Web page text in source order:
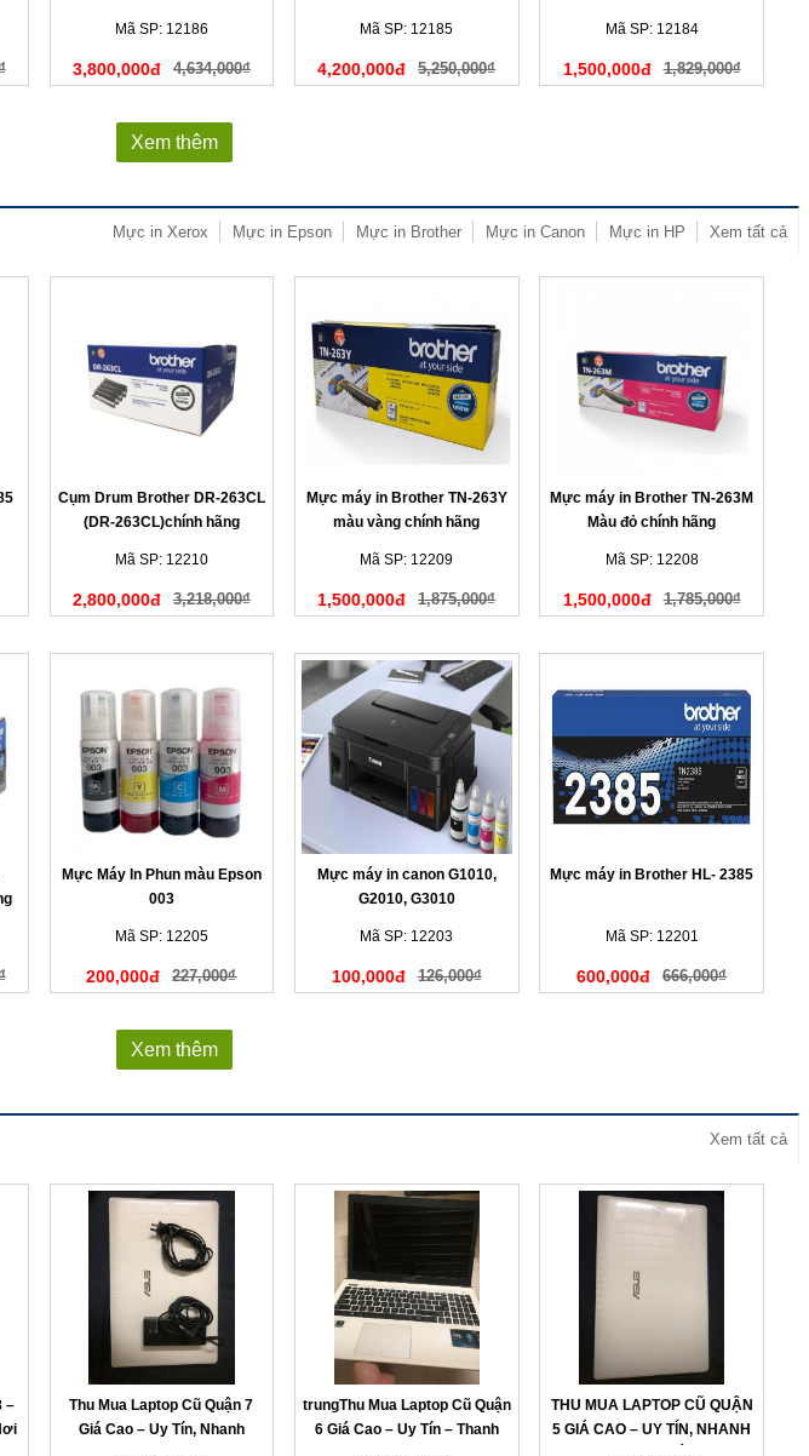
Mã SP: 12186
3,800,000đ 4,634,000₫
Mã SP: 12185
4,200,000đ 5,250,000₫
Mã SP: 12184
1,500,000đ 1,829,000₫
Xem thêm
Xem tất cả
Mực in HP
Mực in Canon
Mực in Brother
Mực in Epson
Mực in Xerox
Cụm Drum Brother DR-263CL
(DR-263CL)chính hãng
Mã SP: 12210
2,800,000đ 3,218,000₫
Mực máy in Brother TN-263Y
màu vàng chính hãng
Mã SP: 12209
1,500,000đ 1,875,000₫
Mực máy in Brother TN-263M
Màu đỏ chính hãng
Mã SP: 12208
1,500,000đ 1,785,000₫
Mực Máy In Phun màu Epson
003
Mã SP: 12205
200,000đ 227,000₫
Mực máy in canon G1010,
G2010, G3010
Mã SP: 12203
100,000đ 126,000₫
Mực máy in Brother HL- 2385
Mã SP: 12201
600,000đ 666,000₫
Xem thêm
Xem tất cả
–
Thu Mua Laptop Cũ Quận 7
Giá Cao – Uy Tín, Nhanh
trungThu Mua Laptop Cũ Quận
6 Giá Cao – Uy Tín – Thanh
THU MUA LAPTOP CŨ QUẬN
5 GIÁ CAO – UY TÍN, NHANH